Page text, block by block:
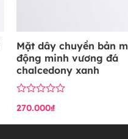
Mặt dây chuyền bản
động minh vương đá
chalcedony xanh
Được
xếp
hạng
270.000₫